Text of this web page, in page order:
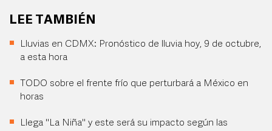
LEE TAMBIÉN
Lluvias en CDMX: Pronóstico de lluvia hoy, 9 de octubre,
a esta hora
TODO sobre el frente frío que perturbará a México en
horas
Llega "La Niña" y este será su impacto según las